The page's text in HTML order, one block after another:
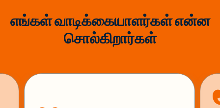
எங்கள் வாடிக்கையாளர்கள் என்ன
சொல்கிறார்கள்